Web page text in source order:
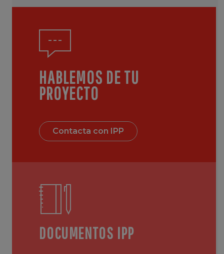
HABLEMOS DE TU
PROYECTO
Contacta con IPP
DOCUMENTOS IPP